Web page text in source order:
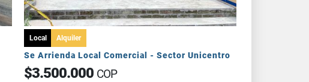
Local Alquiler
Se Arrienda Local Comercial - Sector Unicentro
$3.500.000 COP